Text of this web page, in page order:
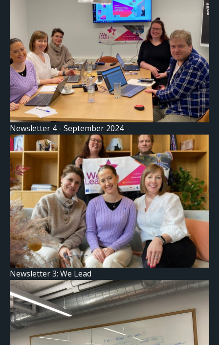
Newsletter 4 - September 2024
Newsletter 3: We Lead